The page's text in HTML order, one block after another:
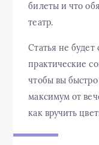
билеты и что
театр.
Статья не будет
практические
чтобы вы
максимум от
как вручить